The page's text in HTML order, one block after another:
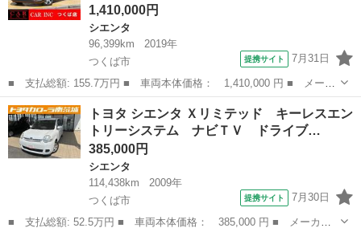
1,410,000円
シエンタ
96,399km
2019年
つくば市
提携サイト 7月31日
■ 支払総額: 155.7万円 ■ 車両本体価格： 1,410,000 円 ■ メーカ
ー名： トヨタ ■ 車種名： シエンタ ■ グレード名： ハイブリ
ッドＧ クエロ 純正ナビ 全方位カメラ 衝突軽減ブレーキ レー
ンアシス...
茨城 つくば市 シエンタ
トヨタ シエンタ Ｘリミテッド キーレスエン
トリーシステム ナビＴＶ ドライブ…
385,000円
シエンタ
114,438km
2009年
つくば市
提携サイト 7月30日
■ 支払総額: 52.5万円 ■ 車両本体価格： 385,000 円 ■ メーカー